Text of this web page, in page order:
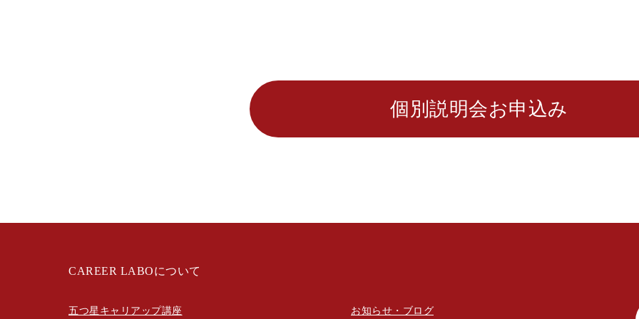
個別説明会お申込み
CAREER LABOについて
五つ星キャリアップ講座 お知らせ・ブログ